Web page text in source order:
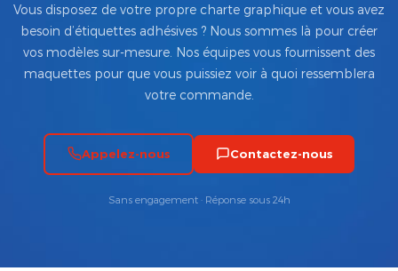
Vous disposez de votre propre charte graphique et vous avez
besoin d’étiquettes adhésives ? Nous sommes là pour créer
vos modèles sur-mesure. Nos équipes vous fournissent des
maquettes pour que vous puissiez voir à quoi ressemblera
votre commande.
Appelez-nous Contactez-nous
Sans engagement · Réponse sous 24h